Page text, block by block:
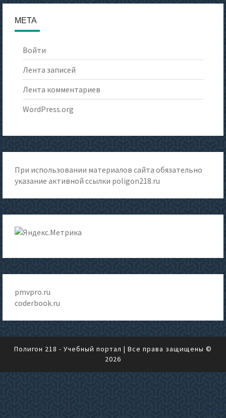
МЕТА
Войти
Лента записей
Лента комментариев
WordPress.org
При использовании материалов сайта обязательно
указание активной ссылки poligon218.ru
pmvpro.ru
coderbook.ru
Полигон 218 - Учебный портал | Все права защищены ©
2026